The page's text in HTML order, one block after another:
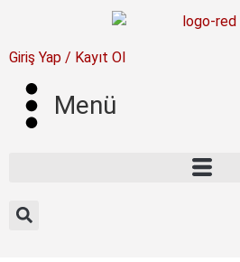
Giriş Yap / Kayıt Ol
Menü